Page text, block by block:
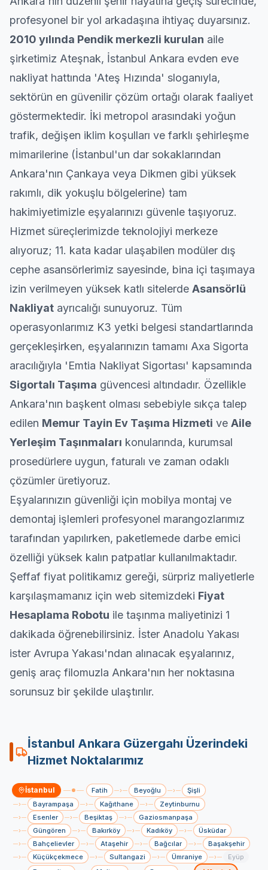
profesyonel bir yol arkadaşına ihtiyaç duyarsınız.
2010 yılında Pendik merkezli kurulan aile
şirketimiz Ateşnak, İstanbul Ankara evden eve
nakliyat hattında 'Ateş Hızında' sloganıyla,
sektörün en güvenilir çözüm ortağı olarak faaliyet
göstermektedir. İki metropol arasındaki yoğun
trafik, değişen iklim koşulları ve farklı şehirleşme
mimarilerine (İstanbul'un dar sokaklarından
Ankara'nın Çankaya veya Dikmen gibi yüksek
rakımlı, dik yokuşlu bölgelerine) tam
hakimiyetimizle eşyalarınızı güvenle taşıyoruz.
Hizmet süreçlerimizde teknolojiyi merkeze
alıyoruz; 11. kata kadar ulaşabilen modüler dış
cephe asansörlerimiz sayesinde, bina içi taşımaya
izin verilmeyen yüksek katlı sitelerde Asansörlü
Nakliyat ayrıcalığı sunuyoruz. Tüm
operasyonlarımız K3 yetki belgesi standartlarında
gerçekleşirken, eşyalarınızın tamamı Axa Sigorta
aracılığıyla 'Emtia Nakliyat Sigortası' kapsamında
Sigortalı Taşıma güvencesi altındadır. Özellikle
Ankara'nın başkent olması sebebiyle sıkça talep
edilen Memur Tayin Ev Taşıma Hizmeti ve Aile
Yerleşim Taşınmaları konularında, kurumsal
prosedürlere uygun, faturalı ve zaman odaklı
çözümler üretiyoruz.
Eşyalarınızın güvenliği için mobilya montaj ve
demontaj işlemleri profesyonel marangozlarımız
tarafından yapılırken, paketlemede darbe emici
özelliği yüksek kalın patpatlar kullanılmaktadır.
Şeffaf fiyat politikamız gereği, sürpriz maliyetlerle
karşılaşmamanız için web sitemizdeki Fiyat
Hesaplama Robotu ile taşınma maliyetinizi 1
dakikada öğrenebilirsiniz. İster Anadolu Yakası
ister Avrupa Yakası'ndan alınacak eşyalarınız,
geniş araç filomuzla Ankara'nın her noktasına
sorunsuz bir şekilde ulaştırılır.
İstanbul Ankara Güzergahı Üzerindeki
Hizmet Noktalarımız
İstanbul Fatih › Beyoğlu › Şişli
› Bayrampaşa › Kağıthane › Zeytinburnu
› Esenler › Beşiktaş › Gaziosmanpaşa
› Güngören › Bakırköy › Kadıköy › Üsküdar
› Bahçelievler › Ataşehir › Bağcılar › Başakşehir
› Küçükçekmece › Sultangazi › Ümraniye › Eyüp